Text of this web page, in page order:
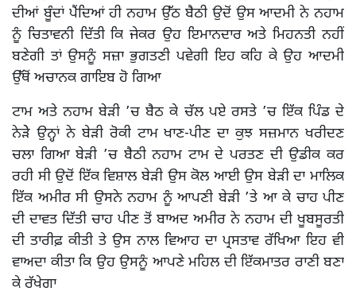
ਦੀਆਂ ਬੂੰਦਾਂ ਪੈਂਦਿਆਂ ਹੀ ਨਹਾਮ ਉੱਠ ਬੈਠੀ ਉਦੋਂ ਉਸ ਆਦਮੀ ਨੇ ਨਹਾਮ
ਨੂੰ ਚਿਤਾਵਨੀ ਦਿੱਤੀ ਕਿ ਜੇਕਰ ਉਹ ਇਮਾਨਦਾਰ ਅਤੇ ਮਿਹਨਤੀ ਨਹੀਂ
ਬਣੇਗੀ ਤਾਂ ਉਸਨੂੰ ਸਜ਼ਾ ਭੁਗਤਣੀ ਪਵੇਗੀ ਇਹ ਕਹਿ ਕੇ ਉਹ ਆਦਮੀ
ਉੱਥੋਂ ਅਚਾਨਕ ਗਾਇਬ ਹੋ ਗਿਆ
ਟਾਮ ਅਤੇ ਨਹਾਮ ਬੇੜੀ ’ਚ ਬੈਠ ਕੇ ਚੱਲ ਪਏ ਰਸਤੇ ’ਚ ਇੱਕ ਪਿੰਡ ਦੇ
ਨੇੜੇੇ ਉਨ੍ਹਾਂ ਨੇ ਬੇੜੀ ਰੋਕੀ ਟਾਮ ਖਾਣ-ਪੀਣ ਦਾ ਕੁਝ ਸਜ਼ਮਾਨ ਖਰੀਦਣ
ਚਲਾ ਗਿਆ ਬੇੜੀ ’ਚ ਬੈਠੀ ਨਹਾਮ ਟਾਮ ਦੇ ਪਰਤਣ ਦੀ ਉਡੀਕ ਕਰ
ਰਹੀ ਸੀ ਉਦੋਂ ਇੱਕ ਵਿਸ਼ਾਲ ਬੇੜੀ ਉਸ ਕੋਲ ਆਈ ਉਸ ਬੇੜੀ ਦਾ ਮਾਲਿਕ
ਇੱਕ ਅਮੀਰ ਸੀ ਉਸਨੇ ਨਹਾਮ ਨੂੰ ਆਪਣੀ ਬੇੜੀ ’ਤੇ ਆ ਕੇ ਚਾਹ ਪੀਣ
ਦੀ ਦਾਵਤ ਦਿੱਤੀ ਚਾਹ ਪੀਣ ਤੋਂ ਬਾਅਦ ਅਮੀਰ ਨੇ ਨਹਾਮ ਦੀ ਖੂਬਸੂਰਤੀ
ਦੀ ਤਾਰੀਫ਼ ਕੀਤੀ ਤੇ ਉਸ ਨਾਲ ਵਿਆਹ ਦਾ ਪ੍ਰਸਤਾਵ ਰੱਖਿਆ ਇਹ ਵੀ
ਵਾਅਦਾ ਕੀਤਾ ਕਿ ਉਹ ਉਸਨੂੰ ਆਪਣੇ ਮਹਿਲ ਦੀ ਇੱਕਮਾਤਰ ਰਾਣੀ ਬਣਾ
ਕੇ ਰੱਖੇਗਾ